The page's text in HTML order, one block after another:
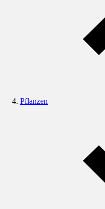
Pflanzen